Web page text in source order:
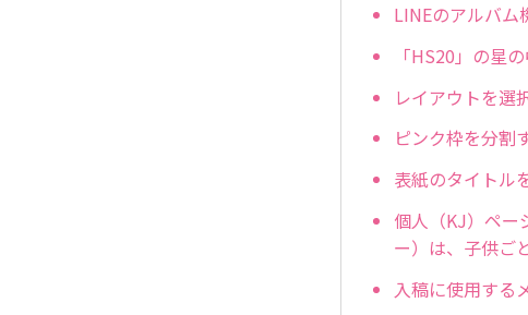
LINEのアルバム
「HS20」の星
レイアウトを選
ピンク枠を分割
表紙のタイトル
個人（KJ）ペー
ー）は、子供ご
入稿に使用する